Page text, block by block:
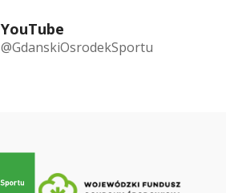
YouTube
@GdanskiOsrodekSportu
do